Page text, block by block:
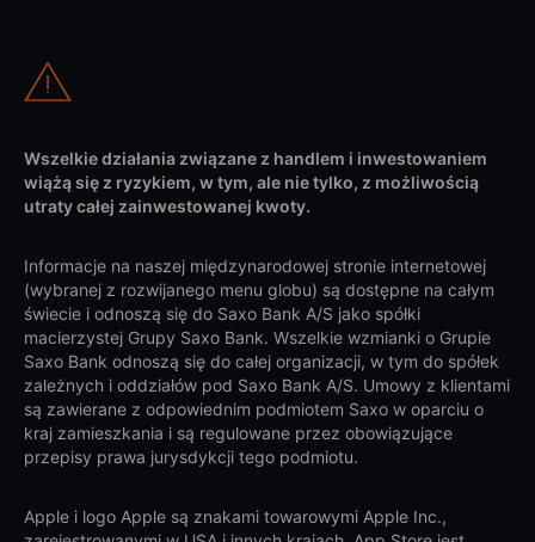
Wszelkie działania związane z handlem i inwestowaniem
wiążą się z ryzykiem, w tym, ale nie tylko, z możliwością
utraty całej zainwestowanej kwoty.
Informacje na naszej międzynarodowej stronie internetowej
(wybranej z rozwijanego menu globu) są dostępne na całym
świecie i odnoszą się do Saxo Bank A/S jako spółki
macierzystej Grupy Saxo Bank. Wszelkie wzmianki o Grupie
Saxo Bank odnoszą się do całej organizacji, w tym do spółek
zależnych i oddziałów pod Saxo Bank A/S. Umowy z klientami
są zawierane z odpowiednim podmiotem Saxo w oparciu o
kraj zamieszkania i są regulowane przez obowiązujące
przepisy prawa jurysdykcji tego podmiotu.
Apple i logo Apple są znakami towarowymi Apple Inc.,